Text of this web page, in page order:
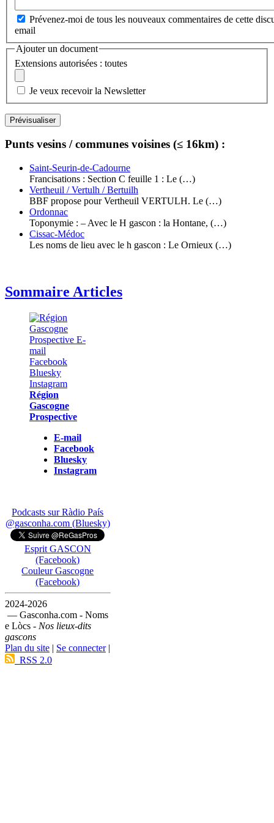
Prévenez-moi de tous les nouveaux commentaires de cette
email
Ajouter un document
Extensions autorisées : toutes
Je veux recevoir la Newsletter
Punts vesins / communes voisines (≤ 16km) :
Saint-Seurin-de-Cadourne
Francisations : Section C feuille 1 : Le (…)
Vertheuil / Vertulh / Bertuilh
BBF propose pour Vertheuil VERTULH. Le (…)
Ordonnac
Toponymie : – Avec le H gascon : la Hontane, (…)
Cissac-Médoc
Les noms de lieu avec le h gascon : Le Ornieux (…)
Sommaire Articles
Région
Gascogne
Prospective
E-mail
Facebook
Bluesky
Instagram
Podcasts sur Ràdio País
@gasconha.com (Bluesky)
Esprit GASCON
(Facebook)
Couleur Gascogne
(Facebook)
2024-2026
— Gasconha.com - Noms
e Lòcs - Nos lieux-dits
gascons
Plan du site | Se connecter|
RSS 2.0